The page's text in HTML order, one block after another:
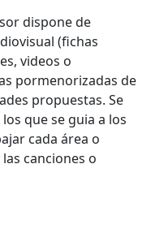
dispone de
(fichas
videos o
pormenorizadas de
propuestas. Se
que se guia a los
cada área o
canciones o